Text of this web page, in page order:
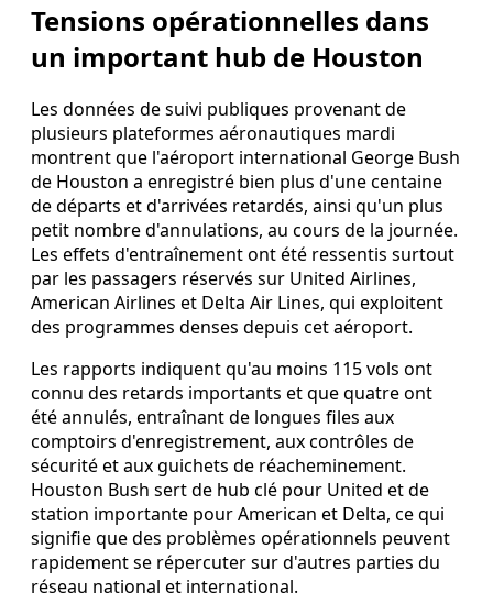
Tensions opérationnelles dans
un important hub de Houston
Les données de suivi publiques provenant de
plusieurs plateformes aéronautiques mardi
montrent que l'aéroport international George Bush
de Houston a enregistré bien plus d'une centaine
de départs et d'arrivées retardés, ainsi qu'un plus
petit nombre d'annulations, au cours de la journée.
Les effets d'entraînement ont été ressentis surtout
par les passagers réservés sur United Airlines,
American Airlines et Delta Air Lines, qui exploitent
des programmes denses depuis cet aéroport.
Les rapports indiquent qu'au moins 115 vols ont
connu des retards importants et que quatre ont
été annulés, entraînant de longues files aux
comptoirs d'enregistrement, aux contrôles de
sécurité et aux guichets de réacheminement.
Houston Bush sert de hub clé pour United et de
station importante pour American et Delta, ce qui
signifie que des problèmes opérationnels peuvent
rapidement se répercuter sur d'autres parties du
réseau national et international.